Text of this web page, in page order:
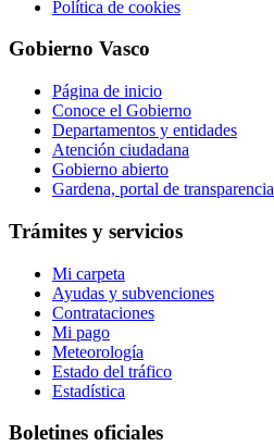
Política de cookies
Gobierno Vasco
Página de inicio
Conoce el Gobierno
Departamentos y entidades
Atención ciudadana
Gobierno abierto
Gardena, portal de transparencia
Trámites y servicios
Mi carpeta
Ayudas y subvenciones
Contrataciones
Mi pago
Meteorología
Estado del tráfico
Estadística
Boletines oficiales